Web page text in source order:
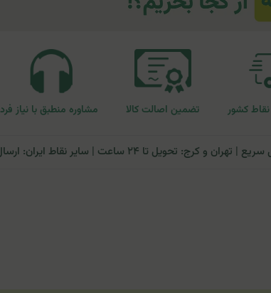
نقاط کشور تضمین اصالت کالا مشاوره منطبق با نیاز فرد
تهران و کرج: تحویل تا ۲۴ ساعت | سایر نقاط ایران: ارسال سریع به پست